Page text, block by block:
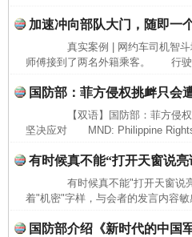
加速冲向部队大门，随即一
真实案例 | 网约车司机智斗
师傅接到了两名外籍乘客。 行驶
国防部：菲方侵权挑衅只会
【双语】国防部：菲方侵权
坚决应对 MND: Philippine
有时候真不能“打开天窗说亮
有时候真不能"打开天窗说
着"机密"字样，与会者的发言内容
国防部介绍《新时代的中国
网上购药对药下症？